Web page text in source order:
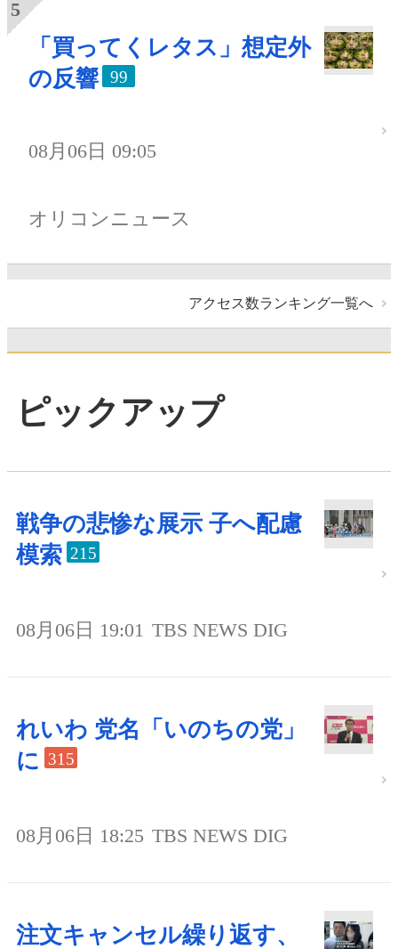
「買ってくレタス」想定外
の反響
99
08月06日 09:05
オリコンニュース
アクセス数ランキング一覧へ
ピックアップ
戦争の悲惨な展示 子へ配慮
模索 215
08月06日 19:01 TBS NEWS DIG
れいわ 党名「いのちの党」
に 315
08月06日 18:25 TBS NEWS DIG
注文キャンセル繰り返す、